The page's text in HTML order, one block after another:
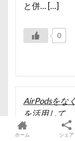
と併… […]
0
AirPodsをな
を活用して
2021-12-26
ホーム シェア